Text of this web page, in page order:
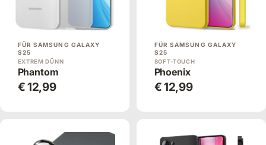
FÜR SAMSUNG GALAXY
S25
EXTREM DÜNN
Phantom
€ 12,99
FÜR SAMSUNG GALAXY
S25
SOFT-TOUCH
Phoenix
€ 12,99